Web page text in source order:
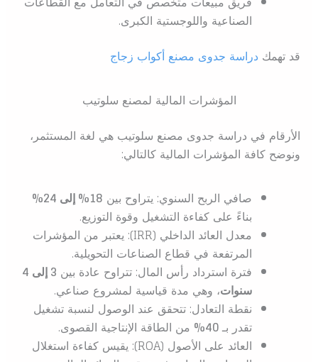
الصناعية واللوجستية الكبرى.
قد تهمك دراسة جدوى مصنع أكواب زجاج
المؤشرات المالية لمصنع سلوتيب
الأرقام في دراسة جدوى مصنع سلوتيب هي لغة المستثمر،
ونوضح كافة المؤشرات المالية كالتالي:
صافي الربح السنوي: يتراوح بين 18% إلى 24%
بناءً على كفاءة التشغيل وقوة التوزيع.
معدل العائد الداخلي (IRR): يعتبر من المؤشرات
المرتفعة في قطاع الصناعات التحويلية.
فترة استرداد رأس المال: تتراوح عادة بين
3 إلى 4
سنوات، وهي مدة قياسية لمشروع صناعي.
نقطة التعادل: تتحقق عند الوصول لنسبة تشغيل
تقدر بـ40% من الطاقة الإنتاجية القصوى.
العائد على الأصول (ROA): يقيس كفاءة استغلال